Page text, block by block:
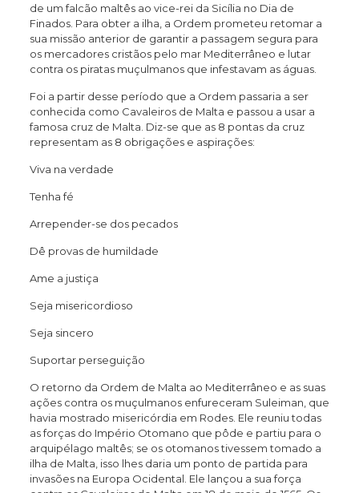
de um falcão maltês ao vice-rei da Sicília no Dia de
Finados. Para obter a ilha, a Ordem prometeu retomar a
sua missão anterior de garantir a passagem segura para
os mercadores cristãos pelo mar Mediterrâneo e lutar
contra os piratas muçulmanos que infestavam as águas.
Foi a partir desse período que a Ordem passaria a ser
conhecida como Cavaleiros de Malta e passou a usar a
famosa cruz de Malta. Diz-se que as 8 pontas da cruz
representam as 8 obrigações e aspirações:
Viva na verdade
Tenha fé
Arrepender-se dos pecados
Dê provas de humildade
Ame a justiça
Seja misericordioso
Seja sincero
Suportar perseguição
O retorno da Ordem de Malta ao Mediterrâneo e as suas
ações contra os muçulmanos enfureceram Suleiman, que
havia mostrado misericórdia em Rodes. Ele reuniu todas
as forças do Império Otomano que pôde e partiu para o
arquipélago maltês; se os otomanos tivessem tomado a
ilha de Malta, isso lhes daria um ponto de partida para
invasões na Europa Ocidental. Ele lançou a sua força